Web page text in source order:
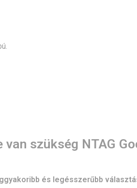
szükség NTAG
és legésszerűbb